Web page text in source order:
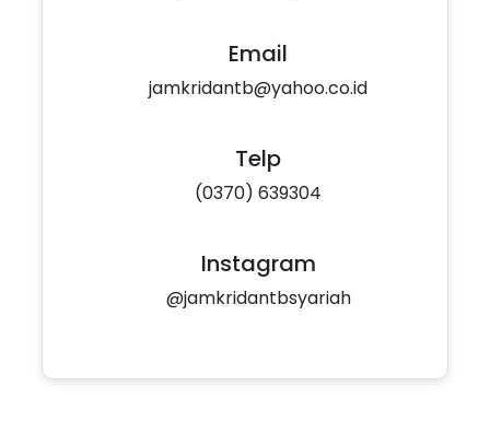
Email
jamkridantb@yahoo.co.id
Telp
(0370) 639304
Instagram
@jamkridantbsyariah